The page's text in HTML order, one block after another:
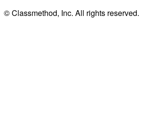
© Classmethod, Inc. All rights reserved.